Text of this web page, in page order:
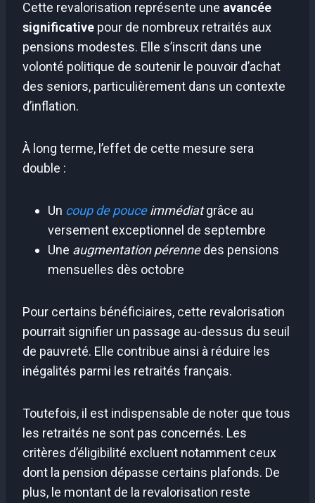
Cette revalorisation représente une avancée
significative pour de nombreux retraités aux
pensions modestes. Elle s’inscrit dans une
volonté politique de soutenir le pouvoir d’achat
des seniors, particulièrement dans un contexte
d’inflation.
À long terme, l’effet de cette mesure sera
double :
Un coup de pouceimmédiatgrâce au
versement exceptionnel de septembre
Une augmentation pérennedes pensions
mensuelles dès octobre
Pour certains bénéficiaires, cette revalorisation
pourrait signifier un passage au-dessus du seuil
de pauvreté. Elle contribue ainsi à réduire les
inégalités parmi les retraités français.
Toutefois, il est indispensable de noter que tous
les retraités ne sont pas concernés. Les
critères d’éligibilité excluent notamment ceux
dont la pension dépasse certains plafonds. De
plus, le montant de la revalorisation reste